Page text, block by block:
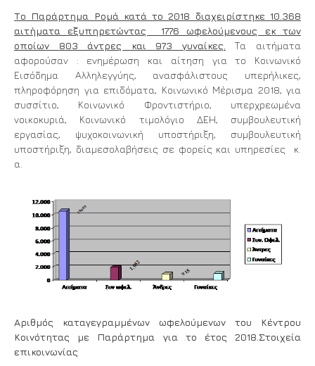
Το Παράρτημα Ρομά κατά το 2018 διαχειρίστηκε 10.368
αιτήματα εξυπηρετώντας 1776 ωφελούμενους εκ των
οποίων 803 άντρες και 973 γυναίκες.
Τα αιτήματα
αφορούσαν : ενημέρωση και αίτηση για το Κοινωνικό
Εισόδημα Αλληλεγγύης, ανασφάλιστους υπερήλικες,
πληροφόρηση για επιδόματα, Κοινωνικό Μέρισμα 2018, για
συσσίτιο, Κοινωνικό Φροντιστήριο, υπερχρεωμένα
νοικοκυριά, Κοινωνικό τιμολόγιο ΔΕΗ, συμβουλευτική
εργασίας, ψυχοκοινωνική υποστήριξη, συμβουλευτική
υποστήριξη, διαμεσολαβήσεις σε φορείς και υπηρεσίες κ.
α.
Αριθμός καταγεγραμμένων ωφελούμενων του Κέντρου
Κοινότητας με Παράρτημα για το έτος 2018.Στοιχεία
επικοινωνίας